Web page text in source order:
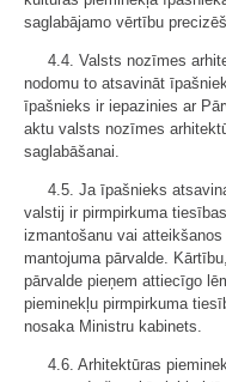
saglabājamo vērtību
4.4. Valsts nozīmes
nodomu to atsavināt
īpašnieks ir iepazinies ar
aktu valsts nozīmes
saglabāšanai.
4.5. Ja īpašnieks
valstij ir pirmpirkuma
izmantošanu vai
mantojuma pārvalde.
pārvalde pieņem attiecīgo
pieminekļu pirmpirkuma
nosaka Ministru kabinets.
4.6. Arhitektūras